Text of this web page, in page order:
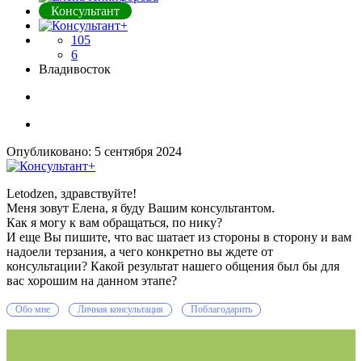
Консультант
105
6
Владивосток
Опубликовано: 5 сентября 2024
Letodzen, здравствуйте!
Меня зовут Елена, я буду Вашим консультантом.
Как я могу к вам обращаться, по нику?
И еще Вы пишите, что вас шатает из стороны в сторону и вам
надоели терзания, а чего конкретно вы ждете от
консультации? Какой результат нашего общения был бы для
вас хорошим на данном этапе?
Обо мне Личная консультация Поблагодарить